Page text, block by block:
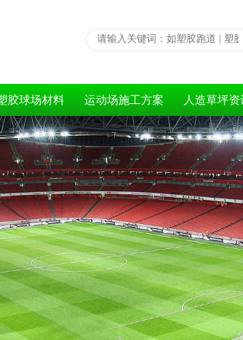
胶球场材料 运动场施工方案 人造草坪资